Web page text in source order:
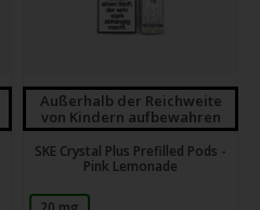
Außerhalb der Reichweite
von Kindern aufbewahren
SKE Crystal Plus Prefilled Pods -
Pink Lemonade